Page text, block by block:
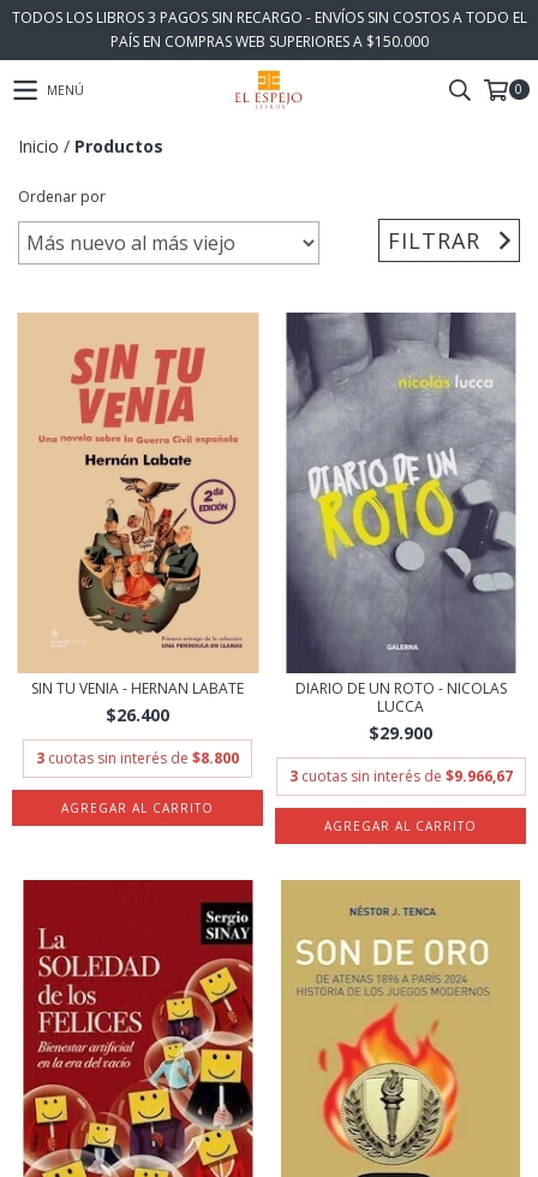
TODOS LOS LIBROS 3 PAGOS SIN RECARGO - ENVÍOS SIN COSTOS A TODO EL
PAÍS EN COMPRAS WEB SUPERIORES A $150.000
MENÚ 0
Inicio / Productos
Ordenar por
FILTRAR
SIN TU VENIA - HERNAN LABATE
$26.400
3 cuotas sin interés de $8.800
DIARIO DE UN ROTO - NICOLAS
LUCCA
$29.900
3 cuotas sin interés de $9.966,67